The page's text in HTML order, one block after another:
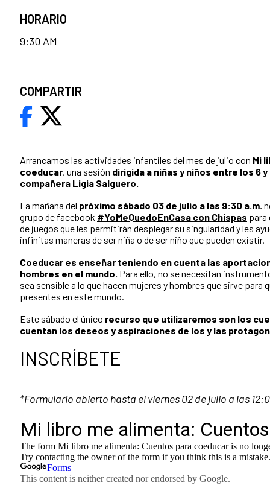
Arrancamos las actividades infantiles del mes de julio con Mi
coeducar, una sesión dirigida a niñas y niños entre los 6
compañera Ligia Salguero.
La mañana del próximo sábado 03 de julio a las 9:30 a.m.
grupo de facebook #YoMeQuedoEnCasa con Chispas para
de juegos que les permitirán desplegar su singularidad y les
infinitas maneras de ser niña o de ser niño que pueden existir.
Coeducar es enseñar teniendo en cuenta las
hombres en el mundo. Para ello, no se necesitan
sea sensible a lo que hacen mujeres y hombres que sirve para
presentes en este mundo.
Este sábado el único recurso que utilizaremos son los
cuentan los deseos y aspiraciones de los y las
INSCRÍBETE
*Formulario abierto hasta el viernes 02 de julio a las
HORARIO
9:30 AM
COMPARTIR